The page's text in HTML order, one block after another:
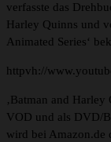
verfasste das
Harley Quinns und
Animated Series‘
httpvh://
‚Batman and
VOD und als DVD/
wird bei Amazon.de